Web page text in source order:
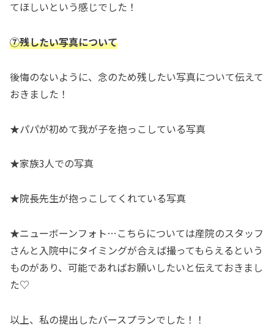
てほしいという感じでした！
⑦残したい写真について
後悔のないように、念のため残したい写真について伝えて
おきました！
★パパが初めて我が子を抱っこしている写真
★家族3人での写真
★院長先生が抱っこしてくれている写真
★ニューボーンフォト…こちらについては産院のスタッフ
さんと入院中にタイミングが合えば撮ってもらえるという
ものがあり、可能であればお願いしたいと伝えておきまし
た♡
以上、私の提出したバースプランでした！！